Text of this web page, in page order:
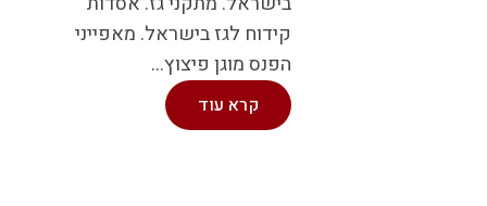
קידוח לגז בישראל. מאפייני
הפנס מוגן פיצוץ...
קרא עוד